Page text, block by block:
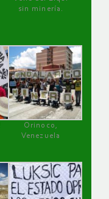
sin minería.
Orinoco,
Venezuela